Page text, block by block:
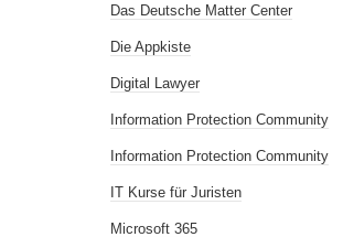
Das Deutsche Matter Center
Die Appkiste
Digital Lawyer
Information Protection Community
Information Protection Community
IT Kurse für Juristen
Microsoft 365